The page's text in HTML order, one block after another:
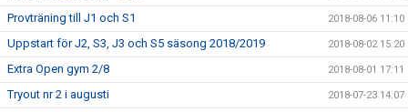
Provträning till J1 och S1 2018-08-06 11:10
Uppstart för J2, S3, J3 och S5 säsong 2018/2019 2018-08-02 15:20
Extra Open gym 2/8 2018-08-01 17:11
Tryout nr 2 i augusti 2018-07-23 14:07